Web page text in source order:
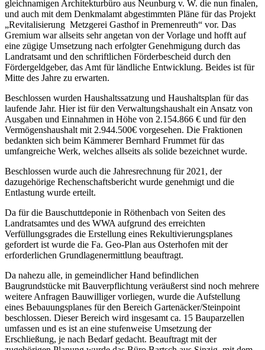
gleichnamigen Architekturbüro aus Neunburg v. W. die nun finalen,
und auch mit dem Denkmalamt abgestimmten Pläne für das Projekt
„Revitalisierung Metzgerei Gasthof in Premenreuth“ vor. Das
Gremium war allseits sehr angetan von der Vorlage und hofft auf
eine zügige Umsetzung nach erfolgter Genehmigung durch das
Landratsamt und den schriftlichen Förderbescheid durch den
Fördergeldgeber, das Amt für ländliche Entwicklung. Beides ist für
Mitte des Jahre zu erwarten.
Beschlossen wurden Haushaltssatzung und Haushaltsplan für das
laufende Jahr. Hier ist für den Verwaltungshaushalt ein Ansatz von
Ausgaben und Einnahmen in Höhe von 2.154.866 € und für den
Vermögenshaushalt mit 2.944.500€ vorgesehen. Die Fraktionen
bedankten sich beim Kämmerer Bernhard Frummet für das
umfangreiche Werk, welches allseits als solide bezeichnet wurde.
Beschlossen wurde auch die Jahresrechnung für 2021, der
dazugehörige Rechenschaftsbericht wurde genehmigt und die
Entlastung wurde erteilt.
Da für die Bauschuttdeponie in Röthenbach von Seiten des
Landratsamtes und des WWA aufgrund des erreichten
Verfüllungsgrades die Erstellung eines Rekultivierungsplanes
gefordert ist wurde die Fa. Geo-Plan aus Osterhofen mit der
erforderlichen Grundlagenermittlung beauftragt.
Da nahezu alle, in gemeindlicher Hand befindlichen
Baugrundstücke mit Bauverpflichtung veräußerst sind noch mehrere
weitere Anfragen Bauwilliger vorliegen, wurde die Aufstellung
eines Bebauungsplanes für den Bereich Gartenäcker/Steinpoint
beschlossen. Dieser Bereich wird insgesamt ca. 15 Bauparzellen
umfassen und es ist an eine stufenweise Umsetzung der
Erschließung, je nach Bedarf gedacht. Beauftragt mit der